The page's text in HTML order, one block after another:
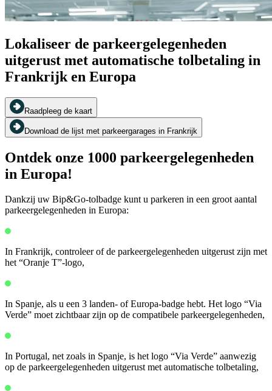
Lokaliseer de parkeergelegenheden
uitgerust met automatische tolbetaling in
Frankrijk en Europa
Raadpleeg de kaart
Download de lijst met parkeergarages in Frankrijk
Ontdek onze 1000 parkeergelegenheden
in Europa!
Dankzij uw Bip&Go-tolbadge kunt u parkeren in een groot aantal
parkeergelegenheden in Europa:
In Frankrijk, controleer of de parkeergelegenheden uitgerust zijn met
het “Oranje T”-logo,
In Spanje, als u een 3 landen- of Europa-badge hebt. Het logo “Via
Verde” moet zichtbaar zijn op de compatibele parkeergelegenheden,
In Portugal, net zoals in Spanje, is het logo “Via Verde” aanwezig
op de parkeergelegenheden uitgerust met automatische tolbetaling,